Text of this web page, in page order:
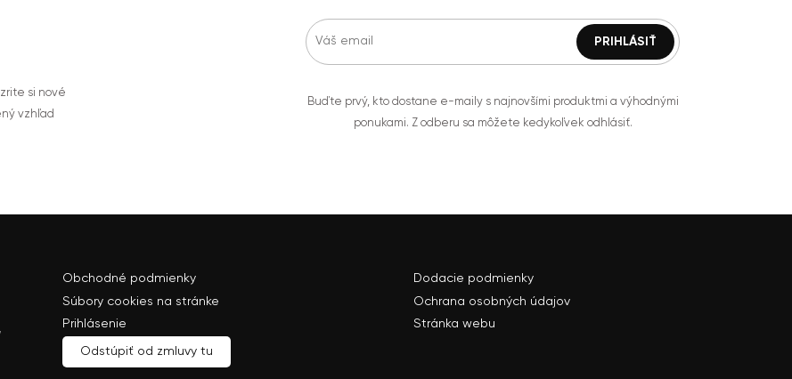
si nové
vzhľad
Buďte prvý, kto dostane e-maily s najnovšími produktmi a výhodnými
ponukami. Z odberu sa môžete kedykoľvek odhlásiť.
Obchodné podmienky
Dodacie podmienky
Súbory cookies na stránke
Ochrana osobných údajov
Prihlásenie
Stránka webu
Odstúpiť od zmluvy tu